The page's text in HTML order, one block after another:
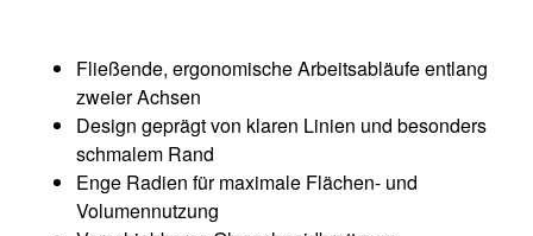
Fließende, ergonomische Arbeitsabläufe entlang
zweier Achsen
Design geprägt von klaren Linien und besonders
schmalem Rand
Enge Radien für maximale Flächen- und
Volumennutzung